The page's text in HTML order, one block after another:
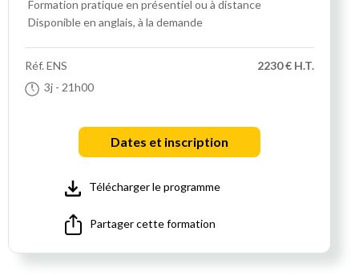
Formation pratique en présentiel ou à distance
Disponible en anglais, à la demande
Réf.ENS
3j - 21h00
2230 € H.T.
Dates et inscription
Télécharger le programme
Partager cette formation